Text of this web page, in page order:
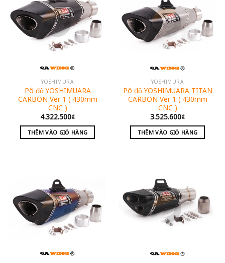
YOSHIMURA
Pô độ YOSHIMUARA
CARBON Ver 1 ( 430mm
CNC )
4.322.500₫
THÊM VÀO GIỎ HÀNG
YOSHIMURA
Pô độ YOSHIMUARA TITAN
CARBON Ver 1 ( 430mm
CNC )
3.525.600₫
THÊM VÀO GIỎ HÀNG